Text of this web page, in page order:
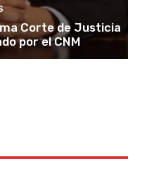
Corte de Justicia
por el CNM